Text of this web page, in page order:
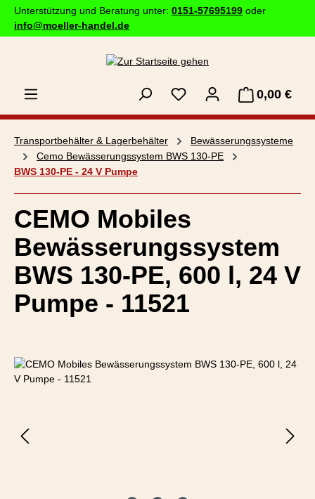
Zum Hauptinhalt springen
Unterstützung und Beratung unter: 0151-57695199 oder
info@moeller-handel.de
0,00 €
Transportbehälter & Lagerbehälter
Bewässerungssysteme
Cemo Bewässerungssystem BWS 130-PE
BWS 130-PE - 24 V Pumpe
CEMO Mobiles
Bewässerungssystem
BWS 130-PE, 600 l, 24 V
Pumpe - 11521
Bildergalerie überspringen